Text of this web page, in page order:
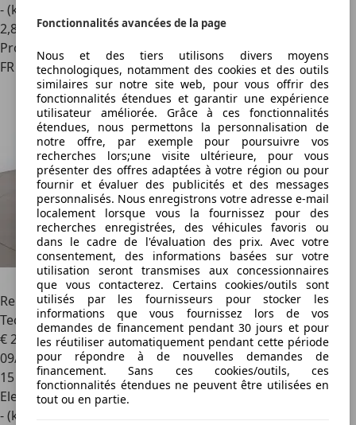
- (kWh/100 km)
2,8
Professionnel
FR 59229
Renault Megane E-Tech
E-Tech EV40 Standard Charge
Techno
€ 20 790
09/2022
15 165 km
Electrique
- (kWh/100 km)
Fonctionnalités avancées de la page
Nous et des tiers utilisons divers moyens
technologiques, notamment des cookies et des outils
similaires sur notre site web, pour vous offrir des
fonctionnalités étendues et garantir une expérience
utilisateur améliorée. Grâce à ces fonctionnalités
étendues, nous permettons la personnalisation de
notre offre, par exemple pour poursuivre vos
recherches lors;une visite ultérieure, pour vous
présenter des offres adaptées à votre région ou pour
fournir et évaluer des publicités et des messages
personnalisés. Nous enregistrons votre adresse e-mail
localement lorsque vous la fournissez pour des
recherches enregistrées, des véhicules favoris ou
dans le cadre de l'évaluation des prix. Avec votre
consentement, des informations basées sur votre
utilisation seront transmises aux concessionnaires
que vous contacterez. Certains cookies/outils sont
utilisés par les fournisseurs pour stocker les
informations que vous fournissez lors de vos
demandes de financement pendant 30 jours et pour
les réutiliser automatiquement pendant cette période
pour répondre à de nouvelles demandes de
financement. Sans ces cookies/outils, ces
fonctionnalités étendues ne peuvent être utilisées en
tout ou en partie.